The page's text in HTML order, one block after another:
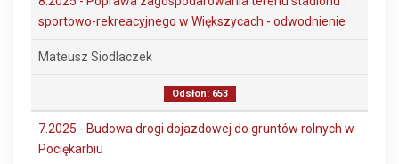
sportowo-rekreacyjnego w Większycach - odwodnienie
Mateusz Siodlaczek
Odsłon: 653
7.2025 - Budowa drogi dojazdowej do gruntów rolnych w
Pociękarbiu